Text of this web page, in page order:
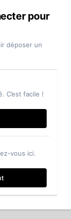
pour
déposer un
C’est facile !
vous ici.